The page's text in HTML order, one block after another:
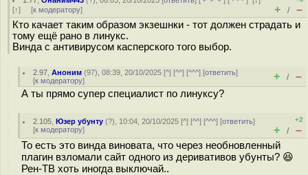
[↑] [к модератору] + / –
Кто качает таким образом экзешнки - тот должен страдать и
тому ещё рано в линукс.
Винда с антивирусом касперского того выбор.
2.97 ,Аноним (97), 08:39, 20/10/2025 [^] [^^] [^^^] [ответить]
[к модератору] + / –
А ты прямо супер специалист по линуксу?
2.105 ,Юзер убунту (?), 10:04, 20/10/2025 [^] [^^] [^^^] [ответить]
[к модератору]
+2
+ / –
То есть это винда виновата, что через необновленный
плагин взломали сайт одного из деривативов убунты? 😆
Рен-ТВ хоть иногда выключай..